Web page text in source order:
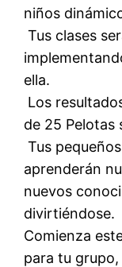
niños
 Tus clases
ella.
 Los
de 25 Pelotas
 Tus
aprenderán
nuevos
divirtiéndose.
Comienza
para tu